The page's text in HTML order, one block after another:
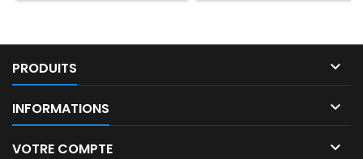
PRODUITS 
INFORMATIONS 
VOTRE COMPTE 